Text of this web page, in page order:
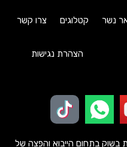
נשר קטלוגים צרו קשר
הצהרת נגישות
בשוק בתחום הייבוא והפצה של